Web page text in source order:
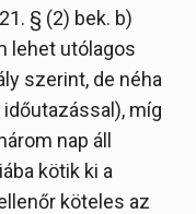
§ (2) bek. b)
lehet utólagos
szerint, de néha
míg
nap áll
kötik ki a
köteles az